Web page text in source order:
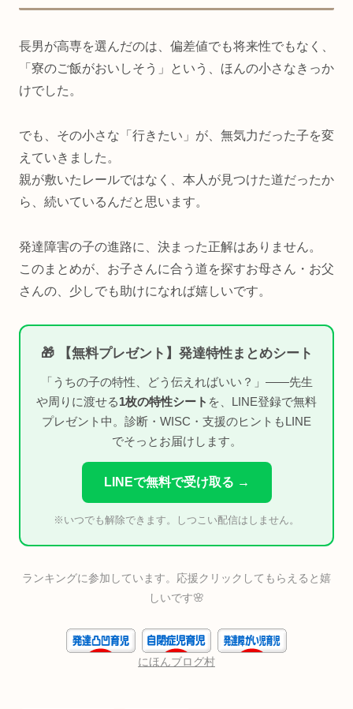
長男が高専を選んだのは、偏差値でも将来性でもなく、
「寮のご飯がおいしそう」という、ほんの小さなきっか
けでした。
でも、その小さな「行きたい」が、無気力だった子を変
えていきました。
親が敷いたレールではなく、本人が見つけた道だったか
ら、続いているんだと思います。
発達障害の子の進路に、決まった正解はありません。
このまとめが、お子さんに合う道を探すお母さん・お父
さんの、少しでも助けになれば嬉しいです。
🎁 【無料プレゼント】発達特性まとめシート
「うちの子の特性、どう伝えればいい？」——先生
や周りに渡せる1枚の特性シート を、LINE登録で無料
プレゼント中。診断・WISC・支援のヒントもLINE
でそっとお届けします。
LINEで無料で受け取る →
※いつでも解除できます。しつこい配信はしません。
ランキングに参加しています。応援クリックしてもらえると嬉
しいです🌸
にほんブログ村